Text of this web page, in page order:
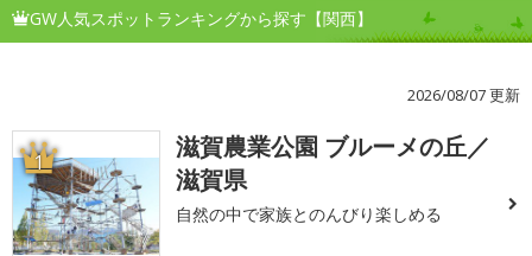
GW人気スポットランキングから探す【関西】
2026/08/07 更新
1
滋賀農業公園 ブルーメの丘／
滋賀県
自然の中で家族とのんびり楽しめる